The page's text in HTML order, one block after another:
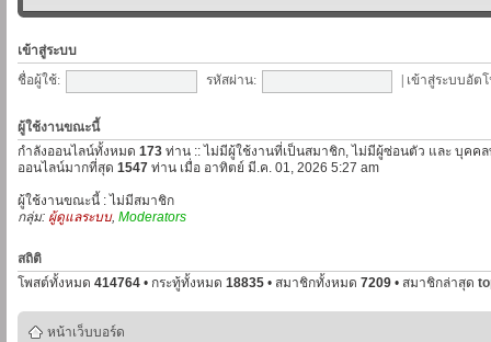
เข้าสู่ระบบ
ชื่อผู้ใช้:
รหัสผ่าน: เข้าสู่ระบบอัต
ผู้ใช้งานขณะนี้
กำลังออนไลน์ทั้งหมด 173 ท่าน :: ไม่มีผู้ใช้งานที่เป็นสมาชิก, ไม่มีผู้ซ่อนตัว และ บุคค
ออนไลน์มากที่สุด 1547 ท่าน เมื่อ อาทิตย์ มี.ค. 01, 2026 5:27 am
ผู้ใช้งานขณะนี้ : ไม่มีสมาชิก
กลุ่ม: ผู้ดูแลระบบ, Moderators
สถิติ
โพสต์ทั้งหมด 414764 • กระทู้ทั้งหมด 18835 • สมาชิกทั้งหมด 7209 • สมาชิกล่าสุด
หน้าเว็บบอร์ด